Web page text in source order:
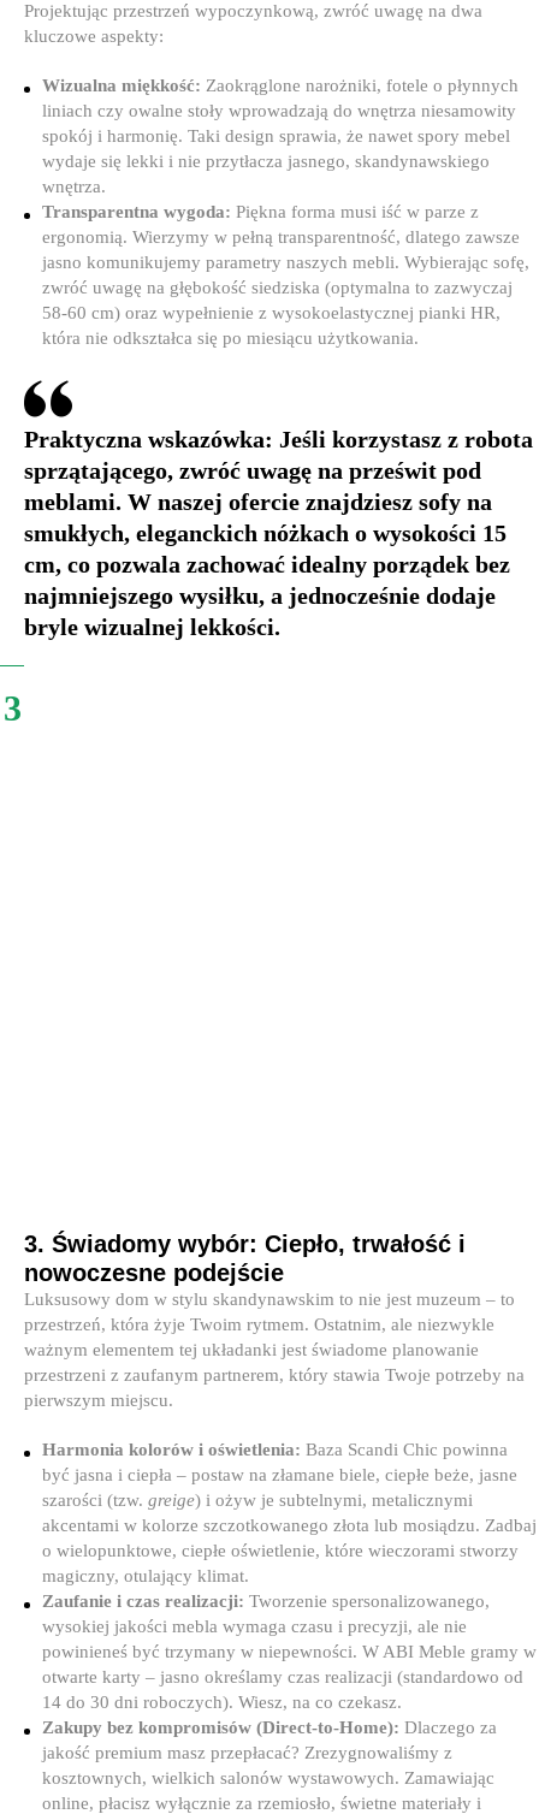
Projektując przestrzeń wypoczynkową, zwróć uwagę na dwa
kluczowe aspekty:
Wizualna miękkość: Zaokrąglone narożniki, fotele o płynnych
liniach czy owalne stoły wprowadzają do wnętrza niesamowity
spokój i harmonię. Taki design sprawia, że nawet spory mebel
wydaje się lekki i nie przytłacza jasnego, skandynawskiego
wnętrza.
Transparentna wygoda: Piękna forma musi iść w parze z
ergonomią. Wierzymy w pełną transparentność, dlatego zawsze
jasno komunikujemy parametry naszych mebli. Wybierając sofę,
zwróć uwagę na głębokość siedziska (optymalna to zazwyczaj
58-60 cm) oraz wypełnienie z wysokoelastycznej pianki HR,
która nie odkształca się po miesiącu użytkowania.
Praktyczna wskazówka: Jeśli korzystasz z robota
sprzątającego, zwróć uwagę na prześwit pod
meblami. W naszej ofercie znajdziesz sofy na
smukłych, eleganckich nóżkach o wysokości 15
cm, co pozwala zachować idealny porządek bez
najmniejszego wysiłku, a jednocześnie dodaje
bryle wizualnej lekkości.
3
3. Świadomy wybór: Ciepło, trwałość i
nowoczesne podejście
Luksusowy dom w stylu skandynawskim to nie jest muzeum – to
przestrzeń, która żyje Twoim rytmem. Ostatnim, ale niezwykle
ważnym elementem tej układanki jest świadome planowanie
przestrzeni z zaufanym partnerem, który stawia Twoje potrzeby na
pierwszym miejscu.
Harmonia kolorów i oświetlenia: Baza Scandi Chic powinna
być jasna i ciepła – postaw na złamane biele, ciepłe beże, jasne
szarości (tzw. greige) i ożyw je subtelnymi, metalicznymi
akcentami w kolorze szczotkowanego złota lub mosiądzu. Zadbaj
o wielopunktowe, ciepłe oświetlenie, które wieczorami stworzy
magiczny, otulający klimat.
Zaufanie i czas realizacji: Tworzenie spersonalizowanego,
wysokiej jakości mebla wymaga czasu i precyzji, ale nie
powinieneś być trzymany w niepewności. W ABI Meble gramy w
otwarte karty – jasno określamy czas realizacji (standardowo od
14 do 30 dni roboczych). Wiesz, na co czekasz.
Zakupy bez kompromisów (Direct-to-Home): Dlaczego za
jakość premium masz przepłacać? Zrezygnowaliśmy z
kosztownych, wielkich salonów wystawowych. Zamawiając
online, płacisz wyłącznie za rzemiosło, świetne materiały i